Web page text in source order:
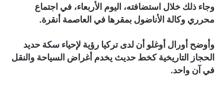
وجاء ذلك خلال استضافته، اليوم الأربعاء، في اجتماع
محرري وكالة الأناضول بمقرها في العاصمة أنقرة.
وأوضح أورال أوغلو أن لدى تركيا رؤية لإحياء سكة حديد
الحجاز التاريخية كخط حديث يخدم أغراض السياحة والنقل
في آن واحد.